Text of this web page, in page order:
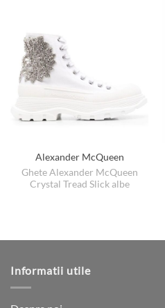
Alexander McQueen
Ghete Alexander McQueen
Crystal Tread Slick albe
Informatii utile